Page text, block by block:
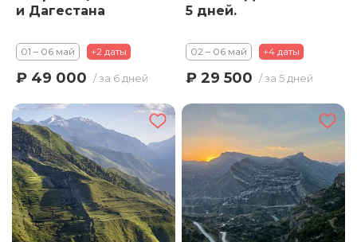
и Дагестана
01 – 06 май +2 даты
₽ 49 000 / за 6 дней
5 дней.
02 – 06 май +4 даты
₽ 29 500 / за 5 дней